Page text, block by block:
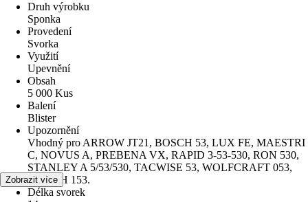
Druh výrobku
Sponka
Provedení
Svorka
Využití
Upevnění
Obsah
5 000 Kus
Balení
Blister
Upozornění
Vhodný pro ARROW JT21, BOSCH 53, LUX FE, MAESTRI
C, NOVUS A, PREBENA VX, RAPID 3-53-530, RON 530,
STANLEY A 5/53/530, TACWISE 53, WOLFCRAFT 053,
WÜRTH 153.
Délka svorek
Zobrazit více